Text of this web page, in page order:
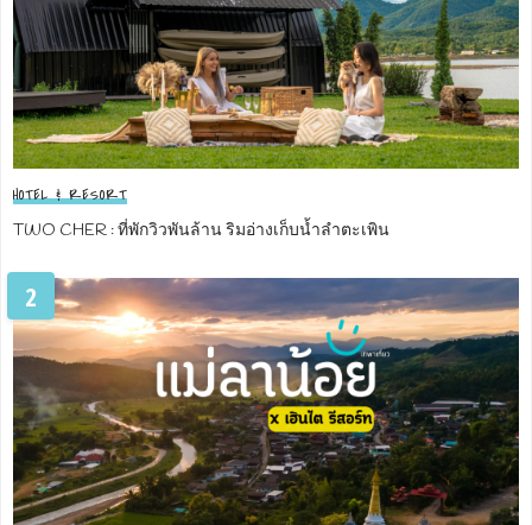
HOTEL & RESORT
TWO CHER : ที่พักวิวพันล้าน ริมอ่างเก็บน้ำลำตะเพิน
2